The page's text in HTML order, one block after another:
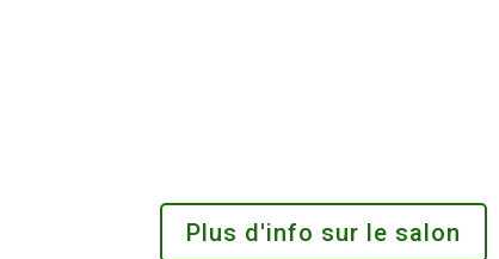
Plus d'info sur le salon